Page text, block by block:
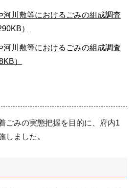
河川敷等におけるごみの組成調査
）
河川敷等におけるごみの組成調査
）
ごみの実態把握を目的に、府内1
しました。